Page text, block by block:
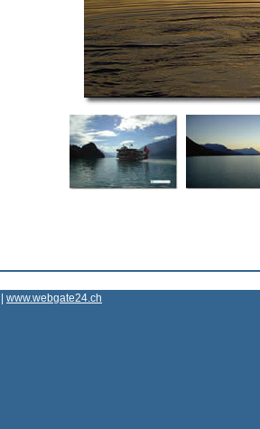
www.webgate24.ch